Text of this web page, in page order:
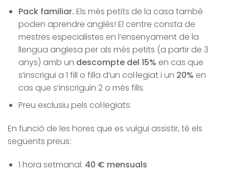
Pack familiar. Els més petits de la casa també
poden aprendre anglès! El centre consta de
mestres especialistes en l’ensenyament de la
llengua anglesa per als més petits (a partir de 3
anys) amb un descompte del 15% en cas que
s’inscrigui a 1 fill o filla d’un col·legiat i un 20% en
cas que s’inscriguin 2 o més fills.
Preu exclusiu pels col·legiats:
En funció de les hores que es vulgui assistir, té els
següents preus:
1 hora setmanal: 40 € mensuals